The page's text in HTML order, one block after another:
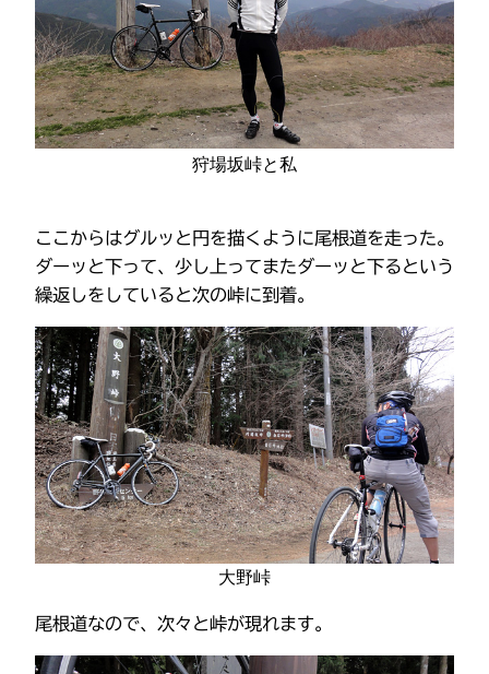
狩場坂峠と私
ここからはグルッと円を描くように尾根道を走った。
ダーッと下って、少し上ってまたダーッと下るという
繰返しをしていると次の峠に到着。
大野峠
尾根道なので、次々と峠が現れます。